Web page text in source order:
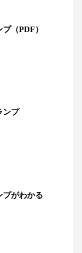
プ（PDF）
ンプ
プがわかる